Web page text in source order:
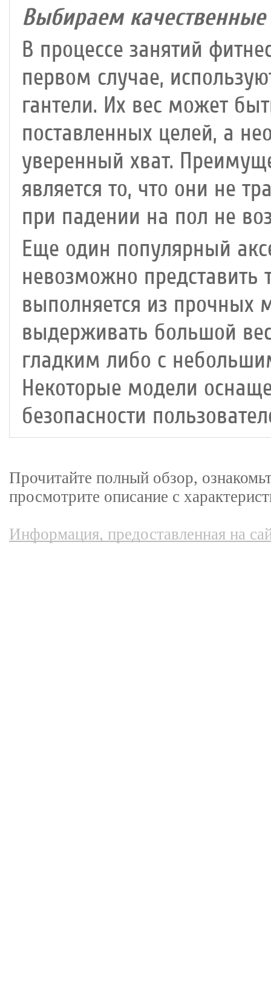
Выбираем
В процессе занятий
первом случае,
гантели. Их вес может
поставленных целей, а
уверенный хват.
является то, что они не
при падении на пол не
Еще один популярный
невозможно представить
выполняется из прочных
выдерживать большой
гладким либо с
Некоторые модели
безопасности
Прочитайте полный обзор,
просмотрите описание с
Информация, предоставленная на